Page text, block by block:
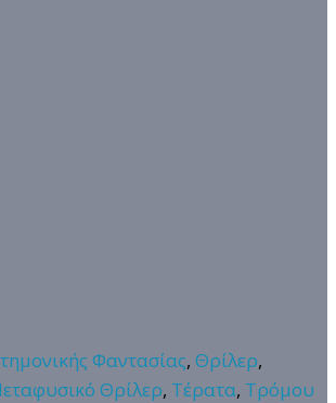
Φαντασίας, Θρίλερ,
Θρίλερ, Τέρατα, Τρόμου